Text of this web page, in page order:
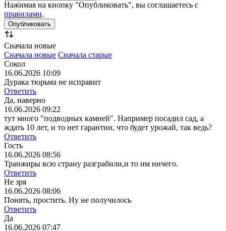
Нажимая на кнопку "Опубликовать", вы соглашаетесь с
правилами.
Сначала новые
Сначала новые Сначала старые
Сокол
16.06.2026 10:09
Дурака тюрьма не исправит
Ответить
Да, наверно
16.06.2026 09:22
тут много "подводных камней". Например посадил сад, а
ждать 10 лет, и то нет гарантии, что будет урожай, так ведь?
Ответить
Гость
16.06.2026 08:56
Транжиры всю страну разграбили,и то им ничего.
Ответить
Не зря
16.06.2026 08:06
Понять, простить. Ну не получилось
Ответить
Да
16.06.2026 07:47